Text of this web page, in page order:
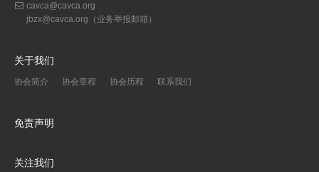
cavca@cavca.org
jbzx@cavca.org （业务举报邮箱）
关于我们
协会简介 协会章程 协会历程 联系我们
免责声明
关注我们